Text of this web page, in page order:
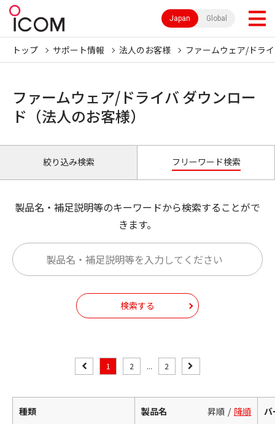
Japan Global
トップ サポート情報 法人のお客様 ファームウェア/ドラ
ファームウェア/ドライバ ダウンロー
ド（法人のお客様）
絞り込み検索 フリーワード検索
製品名・補足説明等のキーワードから検索することがで
きます。
検索する
1 2 ... 2
種類 製品名 昇順 降順